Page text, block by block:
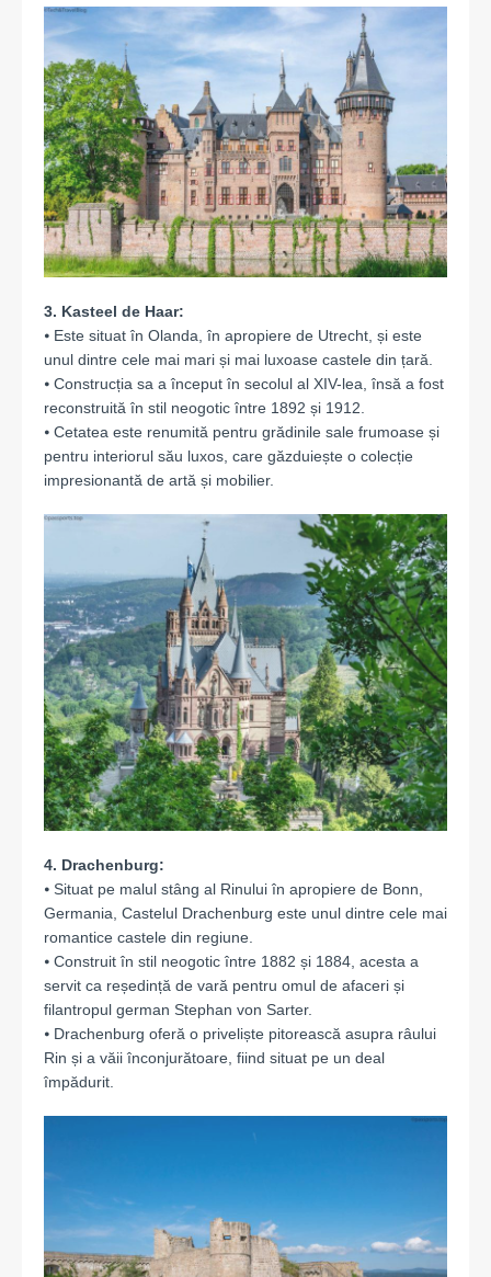
3. Kasteel de Haar:
⦁ Este situat în Olanda, în apropiere de Utrecht, și este
unul dintre cele mai mari și mai luxoase castele din țară.
⦁ Construcția sa a început în secolul al XIV-lea, însă a fost
reconstruită în stil neogotic între 1892 și 1912.
⦁ Cetatea este renumită pentru grădinile sale frumoase și
pentru interiorul său luxos, care găzduiește o colecție
impresionantă de artă și mobilier.
4. Drachenburg:
⦁ Situat pe malul stâng al Rinului în apropiere de Bonn,
Germania, Castelul Drachenburg este unul dintre cele mai
romantice castele din regiune.
⦁ Construit în stil neogotic între 1882 și 1884, acesta a
servit ca reședință de vară pentru omul de afaceri și
filantropul german Stephan von Sarter.
⦁ Drachenburg oferă o priveliște pitorească asupra râului
Rin și a văii înconjurătoare, fiind situat pe un deal
împădurit.